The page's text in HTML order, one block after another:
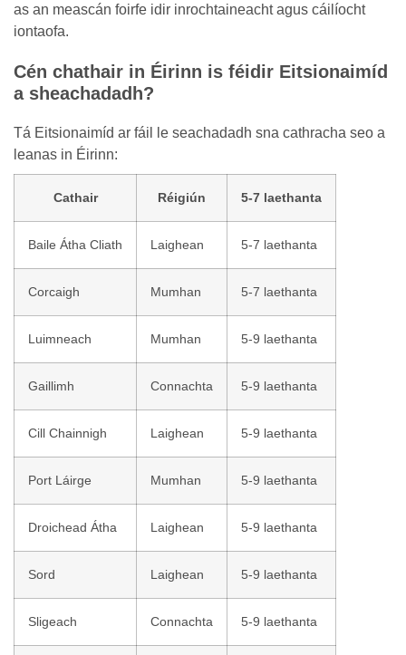
as an meascán foirfe idir inrochtaineacht agus cáilíocht
iontaofa.
Cén chathair in Éirinn is féidir Eitsionaimíd
a sheachadadh?
Tá Eitsionaimíd ar fáil le seachadadh sna cathracha seo a
leanas in Éirinn:
Cathair Réigiún 5-7 laethanta
Baile Átha Cliath Laighean 5-7 laethanta
Corcaigh Mumhan 5-7 laethanta
Luimneach Mumhan 5-9 laethanta
Gaillimh Connachta 5-9 laethanta
Cill Chainnigh Laighean 5-9 laethanta
Port Láirge Mumhan 5-9 laethanta
Droichead Átha Laighean 5-9 laethanta
Sord Laighean 5-9 laethanta
Sligeach Connachta 5-9 laethanta